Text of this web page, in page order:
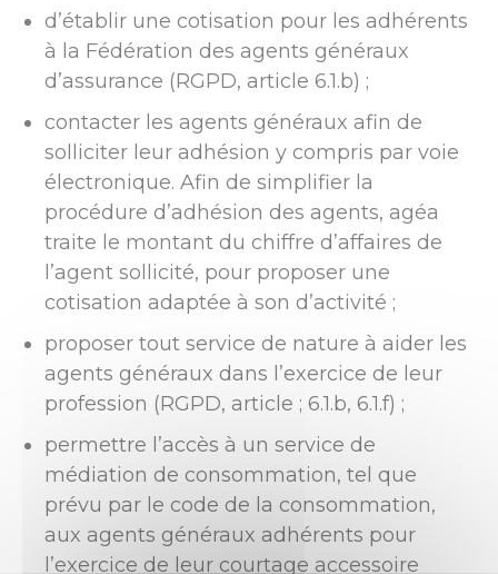
d’établir une cotisation pour les adhérents
à la Fédération des agents généraux
d’assurance (RGPD, article 6.1.b) ;
contacter les agents généraux afin de
solliciter leur adhésion y compris par voie
électronique. Afin de simplifier la
procédure d’adhésion des agents, agéa
traite le montant du chiffre d’affaires de
l’agent sollicité, pour proposer une
cotisation adaptée à son d’activité ;
proposer tout service de nature à aider les
agents généraux dans l’exercice de leur
profession (RGPD, article ; 6.1.b, 6.1.f) ;
permettre l’accès à un service de
médiation de consommation, tel que
prévu par le code de la consommation,
aux agents généraux adhérents pour
l’exercice de leur courtage accessoire